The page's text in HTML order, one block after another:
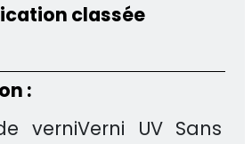
classée
:
verniVerni UV Sans